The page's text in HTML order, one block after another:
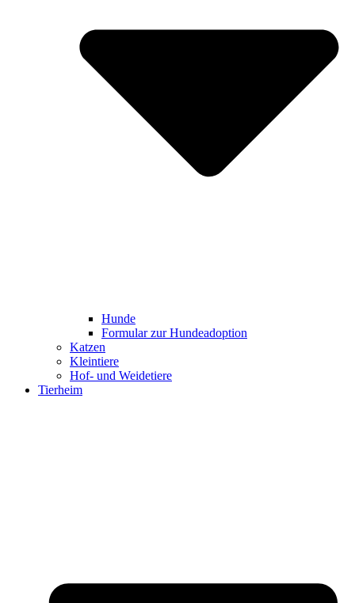
Hunde
Formular zur Hundeadoption
Katzen
Kleintiere
Hof- und Weidetiere
Tierheim